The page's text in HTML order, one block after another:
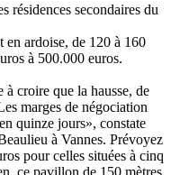
résidences secondaires du
en ardoise, de 120 à 160
à 500.000 euros.
croire que la hausse, de
marges de négociation
quinze jours», constate
à Vannes. Prévoyez
pour celles situées à cinq
ce pavillon de 150 mètres